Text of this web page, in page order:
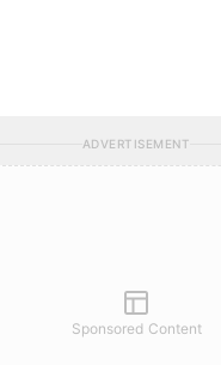
ADVERTISEMENT
Sponsored Content